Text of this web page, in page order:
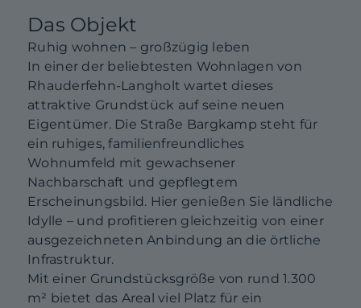
Das Objekt
Ruhig wohnen – großzügig leben
In einer der beliebtesten Wohnlagen von
Rhauderfehn-Langholt wartet dieses
attraktive Grundstück auf seine neuen
Eigentümer. Die Straße Bargkamp steht für
ein ruhiges, familienfreundliches
Wohnumfeld mit gewachsener
Nachbarschaft und gepflegtem
Erscheinungsbild. Hier genießen Sie ländliche
Idylle – und profitieren gleichzeitig von einer
ausgezeichneten Anbindung an die örtliche
Infrastruktur.
Mit einer Grundstücksgröße von rund 1.300
m² bietet das Areal viel Platz für ein